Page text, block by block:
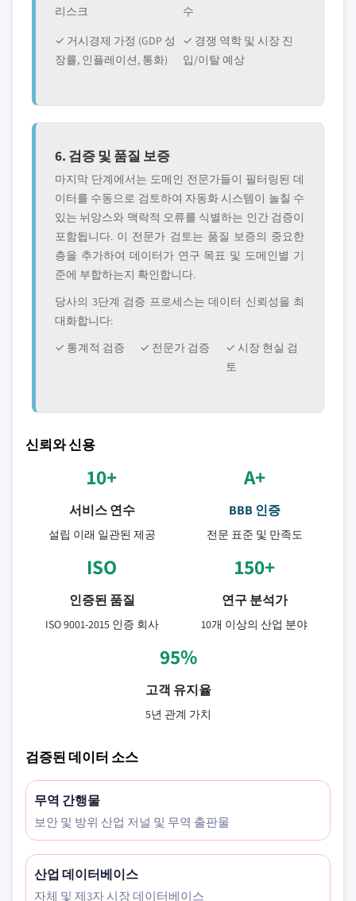
리스크
수
✓ 거시경제 가정 (GDP 성
장률, 인플레이션, 통화)
✓ 경쟁 역학 및 시장 진
입/이탈 예상
6. 검증 및 품질 보증
마지막 단계에서는 도메인 전문가들이 필터링된 데
이터를 수동으로 검토하여 자동화 시스템이 놀칠 수
있는 뉘앙스와 맥락적 오류를 식별하는 인간 검증이
포함됩니다. 이 전문가 검토는 품질 보증의 중요한
층을 추가하여 데이터가 연구 목표 및 도메인별 기
준에 부합하는지 확인합니다.
당사의 3단계 검증 프로세스는 데이터 신뢰성을 최
대화합니다:
✓ 통계적 검증
✓ 전문가 검증
✓ 시장 현실 검
토
신뢰와 신용
10+
서비스 연수
설립 이래 일관된 제공
A+
BBB 인증
전문 표준 및 만족도
ISO
인증된 품질
ISO 9001-2015 인증 회사
150+
연구 분석가
10개 이상의 산업 분야
95%
고객 유지율
5년 관계 가치
검증된 데이터 소스
무역 간행물
보안 및 방위 산업 저널 및 무역 출판물
산업 데이터베이스
자체 및 제3자 시장 데이터베이스